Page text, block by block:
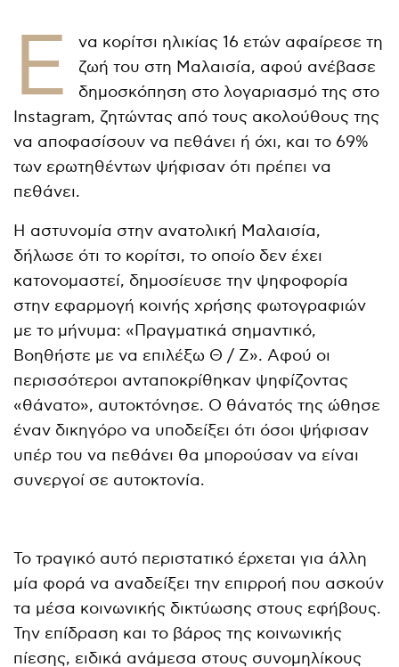
Έ
να κορίτσι ηλικίας 16 ετών αφαίρεσε τη
ζωή του στη Μαλαισία, αφού ανέβασε
δημοσκόπηση στο λογαριασμό της στο
Instagram, ζητώντας από τους ακολούθους της
να αποφασίσουν να πεθάνει ή όχι, και το 69%
των ερωτηθέντων ψήφισαν ότι πρέπει να
πεθάνει.
Η αστυνομία στην ανατολική Μαλαισία,
δήλωσε ότι το κορίτσι, το οποίο δεν έχει
κατονομαστεί, δημοσίευσε την ψηφοφορία
στην εφαρμογή κοινής χρήσης φωτογραφιών
με το μήνυμα: «Πραγματικά σημαντικό,
Βοηθήστε με να επιλέξω Θ / Ζ». Αφού οι
περισσότεροι ανταποκρίθηκαν ψηφίζοντας
«θάνατο», αυτοκτόνησε. Ο θάνατός της ώθησε
έναν δικηγόρο να υποδείξει ότι όσοι ψήφισαν
υπέρ του να πεθάνει θα μπορούσαν να είναι
συνεργοί σε αυτοκτονία.
Το τραγικό αυτό περιστατικό έρχεται για άλλη
μία φορά να αναδείξει την επιρροή που ασκούν
τα μέσα κοινωνικής δικτύωσης στους εφήβους.
Την επίδραση και το βάρος της κοινωνικής
πίεσης, ειδικά ανάμεσα στους συνομηλίκους